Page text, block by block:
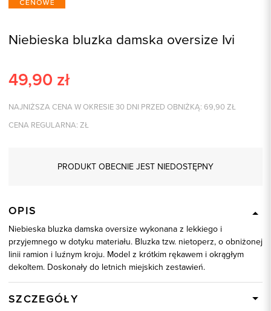
Niebieska bluzka damska oversize Ivi
49,90 zł
NAJNIŻSZA CENA W OKRESIE 30 DNI PRZED OBNIŻKĄ: 69,90 ZŁ
CENA REGULARNA: ZŁ
PRODUKT OBECNIE JEST NIEDOSTĘPNY
OPIS
Niebieska bluzka damska oversize wykonana z lekkiego i
przyjemnego w dotyku materiału. Bluzka tzw. nietoperz, o obniżonej
linii ramion i luźnym kroju. Model z krótkim rękawem i okrągłym
dekoltem. Doskonały do letnich miejskich zestawień.
SZCZEGÓŁY